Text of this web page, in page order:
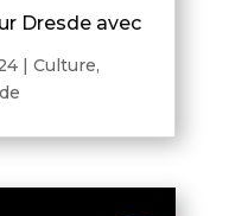
Dresde avec
| Culture,